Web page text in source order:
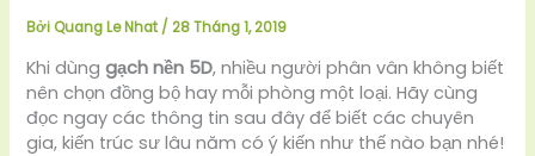
Bởi Quang Le Nhat /28 Tháng 1, 2019
Khi dùnggạch nền 5D, nhiều người phân vân không biết
nên chọn đồng bộ hay mỗi phòng một loại. Hãy cùng
đọc ngay các thông tin sau đây để biết các chuyên
gia, kiến trúc sư lâu năm có ý kiến như thế nào bạn nhé!